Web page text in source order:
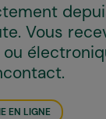
Vous
EN LIGNE